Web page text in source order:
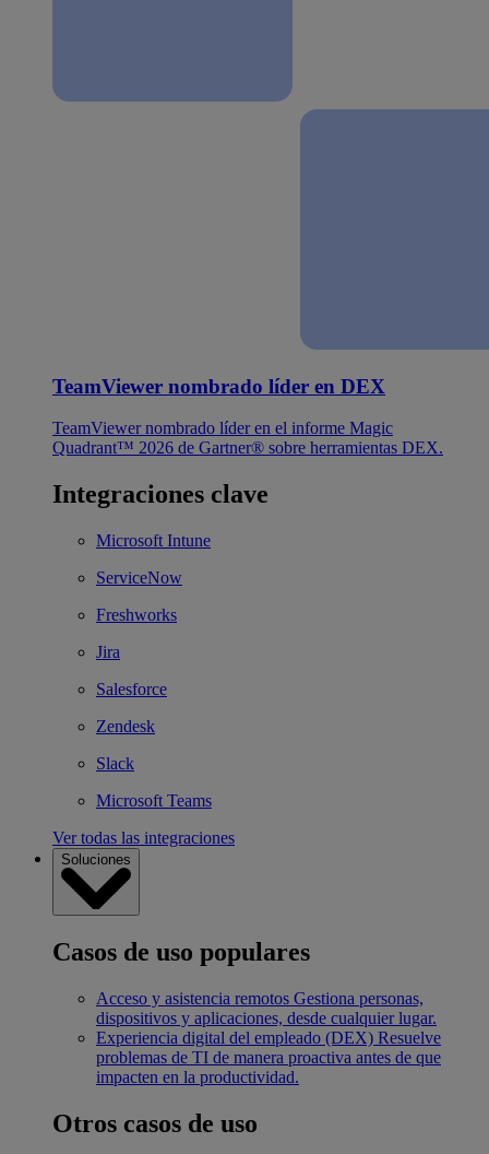
TeamViewer nombrado líder en DEX
TeamViewer nombrado líder en el informe Magic
Quadrant™ 2026 de Gartner® sobre herramientas DEX.
Integraciones clave
Microsoft Intune
ServiceNow
Freshworks
Jira
Salesforce
Zendesk
Slack
Microsoft Teams
Ver todas las integraciones
Soluciones
Casos de uso populares
Acceso y asistencia remotos Gestiona personas,
dispositivos y aplicaciones, desde cualquier lugar.
Experiencia digital del empleado (DEX) Resuelve
problemas de TI de manera proactiva antes de que
impacten en la productividad.
Otros casos de uso